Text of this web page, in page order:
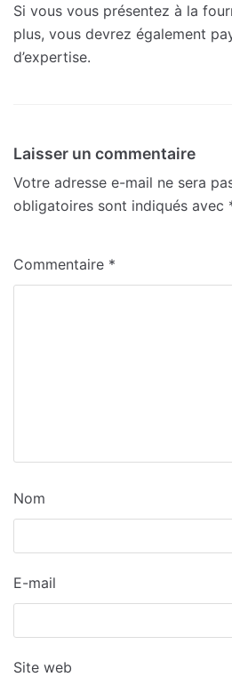
Si vous vous présentez à la
plus, vous devrez également
d’expertise.
Laisser un commentaire
Votre adresse e-mail ne sera
obligatoires sont indiqués avec
Commentaire *
Nom
E-mail
Site web